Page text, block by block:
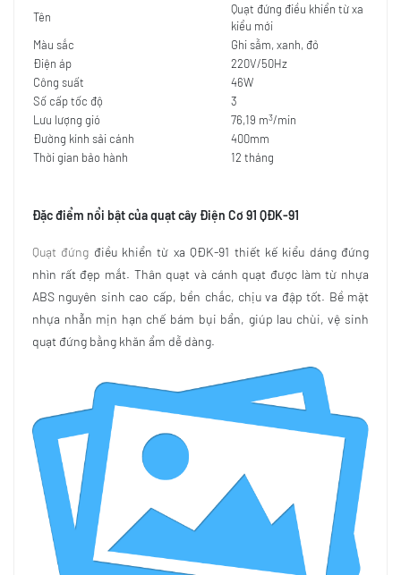
Tên
Quạt đứng điều khiển từ xa
kiểu mới
Màu sắc
Ghi sẫm, xanh, đỏ
Điện áp
220V/50Hz
Công suất
46W
Số cấp tốc độ
3
Lưu lượng gió
76,19 m3/min
Đường kính sải cánh
400mm
Thời gian bảo hành
12 tháng
Đặc điểm nổi bật của quạt cây Điện Cơ 91 QĐK-91
Quạt đứng điều khiển từ xa QĐK-91 thiết kế kiểu dáng đứng
nhìn rất đẹp mắt. Thân quạt và cánh quạt được làm từ nhựa
ABS nguyên sinh cao cấp, bền chắc, chịu va đập tốt. Bề mặt
nhựa nhẵn mịn hạn chế bám bụi bẩn, giúp lau chùi, vệ sinh
quạt đứng bằng khăn ẩm dễ dàng.